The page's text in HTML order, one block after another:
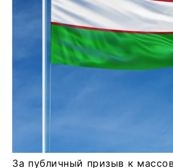
За публичный призыв к